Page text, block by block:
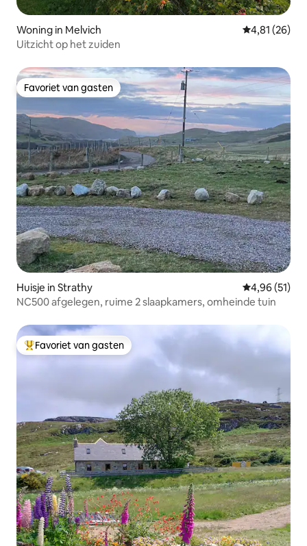
Woning in Melvich Gemiddelde
4,81 (26)
Uitzicht op het zuiden
Favoriet van gasten
Favoriet van gasten
Huisje in Strathy Gemiddelde
4,96 (51)
NC500 afgelegen, ruime 2 slaapkamers, omheinde tuin
Topfavoriet van gasten
Favoriet van gasten